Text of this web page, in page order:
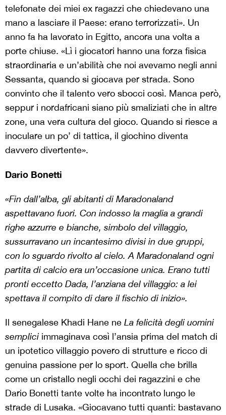
telefonate dei miei ex ragazzi che chiedevano una
mano a lasciare il Paese: erano terrorizzati». Un
anno fa ha lavorato in Egitto, ancora una volta a
porte chiuse. «Lì i giocatori hanno una forza fisica
straordinaria e un’abilità che noi avevamo negli anni
Sessanta, quando si giocava per strada. Sono
convinto che il talento vero sbocci così. Manca però,
seppur i nordafricani siano più smaliziati che in altre
zone, una vera cultura del gioco. Quando si riesce a
inoculare un po’ di tattica, il giochino diventa
davvero divertente».
Dario Bonetti
«Fin dall’alba, gli abitanti di Maradonaland
aspettavano fuori. Con indosso la maglia a grandi
righe azzurre e bianche, simbolo del villaggio,
sussurravano un incantesimo divisi in due gruppi,
con lo sguardo rivolto al cielo. A Maradonaland ogni
partita di calcio era un’occasione unica. Erano tutti
pronti eccetto Dada, l’anziana del villaggio: a lei
spettava il compito di dare il fischio di inizio».
Il senegalese Khadi Hane ne La felicità degli uomini
semplici immaginava così l’ansia prima del match di
un ipotetico villaggio povero di strutture e ricco di
genuina passione per lo sport. Quella che brilla
come un cristallo negli occhi dei ragazzini e che
Dario Bonetti tante volte ha incontrato lungo le
strade di Lusaka. «Giocavano tutti quanti: bastavano